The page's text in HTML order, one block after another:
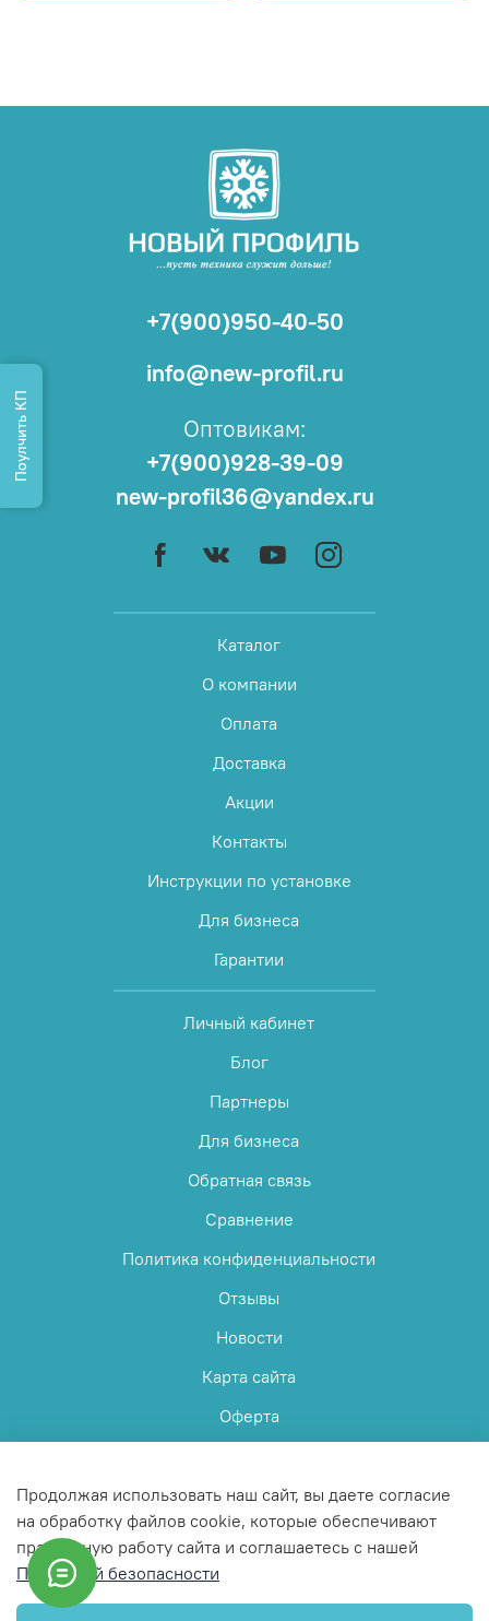
Каталог
О компании
Оплата
Доставка
Акции
Контакты
Инструкции по установке
Для бизнеса
Гарантии
Личный кабинет
Блог
Партнеры
Для бизнеса
Обратная связь
Сравнение
Политика конфиденциальности
Отзывы
Новости
Карта сайта
Оферта
+7(900)950-40-50
info@new-profil.ru
Оптовикам:
+7(900)928-39-09
new-profil36@yandex.ru
© 2025 Любое использование контента без письменного
разрешения запрещено
Продолжая использовать наш сайт, вы даете согласие
на обработку файлов cookie, которые обеспечивают
правильную работу сайта и соглашаетесь с нашей
Политикой безопасности
Поулчить КП